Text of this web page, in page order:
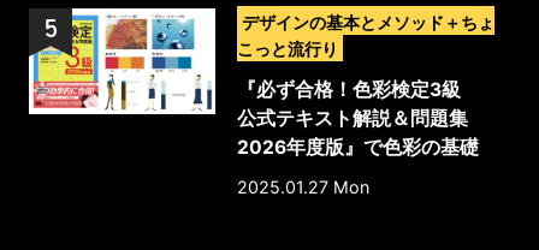
デザインの基本とメソッド＋ちょ
こっと流行り
『必ず合格！色彩検定3級
公式テキスト解説＆問題集
2026年度版』で色彩の基礎
を本格的に学ぼう！
2025.01.27 Mon